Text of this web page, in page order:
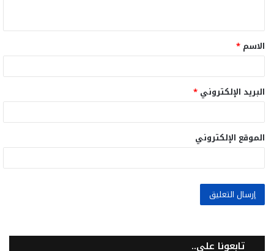
ق
*
الاسم *
البريد الإلكتروني *
الموقع الإلكتروني
تابعونا على..